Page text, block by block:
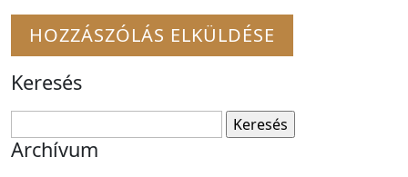
Keresés
Archívum